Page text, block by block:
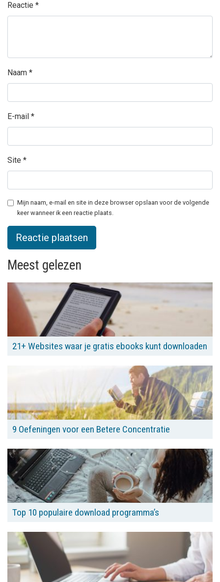
Reactie *
Naam *
E-mail *
Site *
Mijn naam, e-mail en site in deze browser opslaan voor de volgende
keer wanneer ik een reactie plaats.
Meest gelezen
21+ Websites waar je gratis ebooks kunt downloaden
9 Oefeningen voor een Betere Concentratie
Top 10 populaire download programma’s